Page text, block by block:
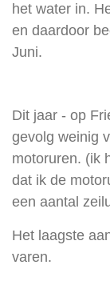
het water in.
en daardoor
Juni.
Dit jaar - op
gevolg weinig
motoruren. (ik
dat ik de
een aantal
Het laagste
varen.